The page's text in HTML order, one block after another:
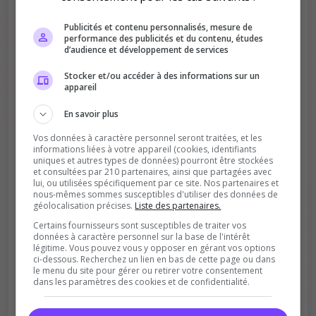
Soutient la communauté
Plus de visibilité = plus de joueurs
Récompenses possibles
Certains serveurs offrent des bonus aux
Publicités et contenu personnalisés, mesure de
performance des publicités et du contenu, études
d’audience et développement de services
Stocker et/ou accéder à des informations sur un
appareil
En savoir plus
Vos données à caractère personnel seront traitées, et les
informations liées à votre appareil (cookies, identifiants
uniques et autres types de données) pourront être stockées
et consultées par 210 partenaires, ainsi que partagées avec
lui, ou utilisées spécifiquement par ce site. Nos partenaires et
nous-mêmes sommes susceptibles d'utiliser des données de
géolocalisation précises. Liste des partenaires.
Certains fournisseurs sont susceptibles de traiter vos
données à caractère personnel sur la base de l'intérêt
légitime. Vous pouvez vous y opposer en gérant vos options
ci-dessous. Recherchez un lien en bas de cette page ou dans
le menu du site pour gérer ou retirer votre consentement
dans les paramètres des cookies et de confidentialité.